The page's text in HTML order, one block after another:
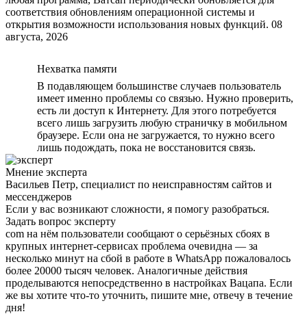
соответствия обновлениям операционной системы и
открытия возможности использования новых функций. 08
августа, 2026
Нехватка памяти
В подавляющем большинстве случаев пользователь
имеет именно проблемы со связью. Нужно проверить,
есть ли доступ к Интернету. Для этого потребуется
всего лишь загрузить любую страничку в мобильном
браузере. Если она не загружается, то нужно всего
лишь подождать, пока не восстановится связь.
Мнение эксперта
Васильев Петр, специалист по неисправностям сайтов и
мессенджеров
Если у вас возникают сложности, я помогу разобраться.
Задать вопрос эксперту
com на нём пользователи сообщают о серьёзных сбоях в
крупных интернет-сервисах проблема очевидна — за
несколько минут на сбой в работе в WhatsApp пожаловалось
более 20000 тысяч человек. Аналогичные действия
проделываются непосредственно в настройках Вацапа. Если
же вы хотите что-то уточнить, пишите мне, отвечу в течение
дня!